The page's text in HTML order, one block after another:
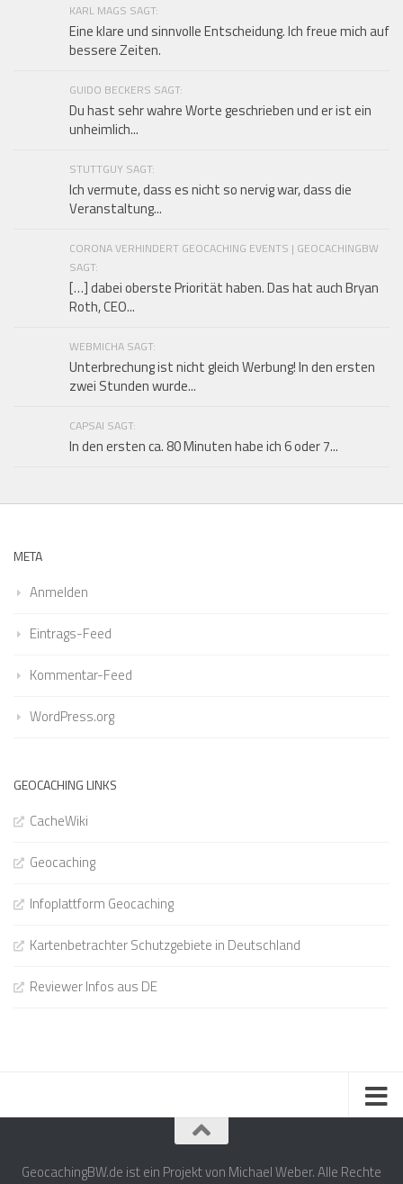
KARL MAGS SAGT:
Eine klare und sinnvolle Entscheidung. Ich freue mich auf
bessere Zeiten.
GUIDO BECKERS SAGT:
Du hast sehr wahre Worte geschrieben und er ist ein
unheimlich...
STUTTGUY SAGT:
Ich vermute, dass es nicht so nervig war, dass die
Veranstaltung...
CORONA VERHINDERT GEOCACHING EVENTS | GEOCACHINGBW
SAGT:
[…] dabei oberste Priorität haben. Das hat auch Bryan
Roth, CEO...
WEBMICHA SAGT:
Unterbrechung ist nicht gleich Werbung! In den ersten
zwei Stunden wurde...
CAPSAI SAGT:
In den ersten ca. 80 Minuten habe ich 6 oder 7...
META
Anmelden
Eintrags-Feed
Kommentar-Feed
WordPress.org
GEOCACHING LINKS
CacheWiki
Geocaching
Infoplattform Geocaching
Kartenbetrachter Schutzgebiete in Deutschland
Reviewer Infos aus DE
GeocachingBW.de ist ein Projekt von Michael Weber. Alle Rechte